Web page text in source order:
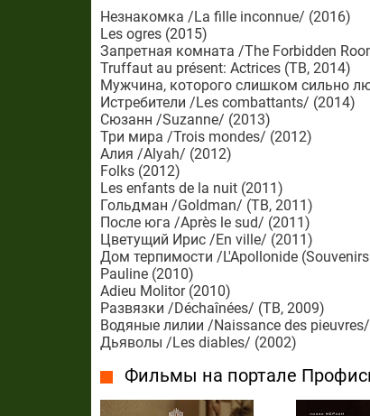
Незнакомка /La fille inconnue/ (2016)
Les ogres (2015)
Запретная комната /The Forbidden
Truffaut au présent: Actrices (ТВ, 2014)
Мужчина, которого слишком сильно
Истребители /Les combattants/ (2014)
Сюзанн /Suzanne/ (2013)
Три мира /Trois mondes/ (2012)
Алия /Alyah/ (2012)
Folks (2012)
Les enfants de la nuit (2011)
Гольдман /Goldman/ (ТВ, 2011)
После юга /Après le sud/ (2011)
Цветущий Ирис /En ville/ (2011)
Дом терпимости /L'Apollonide
Pauline (2010)
Adieu Molitor (2010)
Развязки /Déchaînées/ (ТВ, 2009)
Водяные лилии /Naissance des
Дьяволы /Les diables/ (2002)
Фильмы на портале